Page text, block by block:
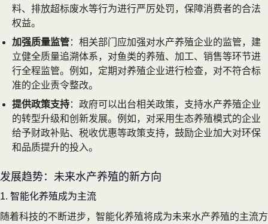
料、排放超标废水等行为进行严厉处罚，保障消费者的合法
权益。
加强质量监管：相关部门应加强对水产养殖企业的监管，建
立健全质量追溯体系，对鱼类的养殖、加工、销售等环节进
行全程监管。例如，定期对养殖企业进行检查，对不符合标
准的企业责令整改。
提供政策支持：政府可以出台相关政策，支持水产养殖企业
的转型升级和创新发展。例如，对采用生态养殖模式的企业
给予财政补贴、税收优惠等政策支持，鼓励企业加大对环保
和品质提升的投入。
发展趋势：未来水产养殖的新方向
1. 智能化养殖成为主流
随着科技的不断进步，智能化养殖将成为未来水产养殖的主流方